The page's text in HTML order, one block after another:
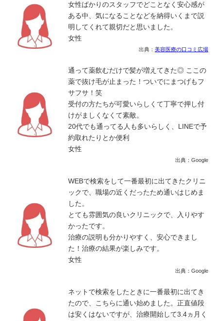
女性ばかりのスタッフでどことなく安心感が
ある中、気になることなどを納得いくまで説
明してくれて親切だと思いました。
女性
出典： 美容医療の口コミ広場
通って薬飲むだけで髪が増えてきた◎ ここの
薬で抜け毛が止まった！ついでにまつげもフ
サフサ！笑
受付の方たちが可愛いらしくて丁寧で押し付
けがましくなくて素敵。
20代でも通ってる人も多いらしく、LINEで予
約取れたりとか便利
女性
出典：Google
WEBで検索をして一番最初に出てきたクリニ
ックで、職場の近くだったため通いはじめま
した。
とても雰囲気の良いクリニックで、入りやす
かったです。
治療の説明も分かりやすく、安心できまし
た！治療の結果が楽しみです。
女性
出典：Google
ネットで検索をしたときに一番最初に出てき
たので、こちらに通い始めました。正直値段
は安くはないですが、治療開始して3.4ヵ月く